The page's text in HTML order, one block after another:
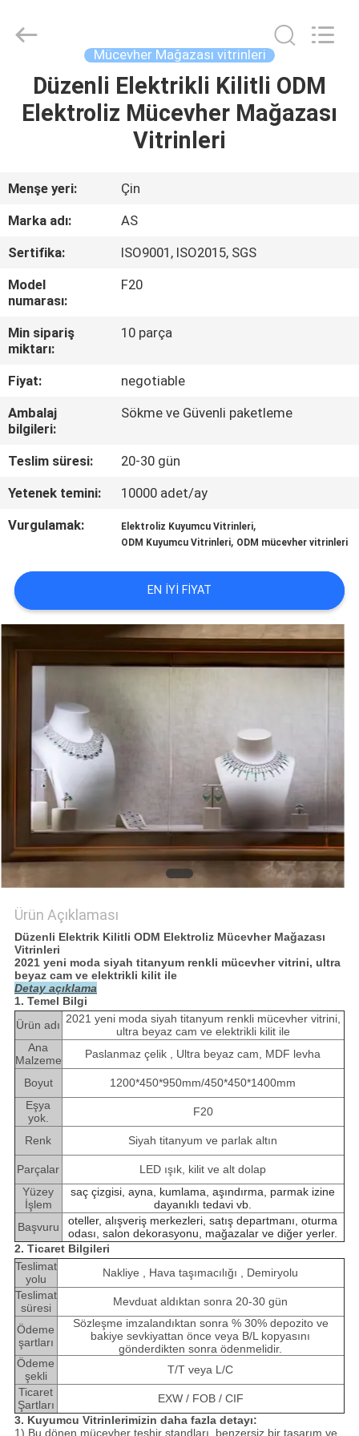
VIDEOLAR
FABRIKA
KALITE
KONTROL
ULAŞIN
BIR
ISTEĞI
SITE
HARITASI
PRIVACY
POLICY
Shelves
Co.,Ltd.
Mücevher Mağazası vitrinleri
Düzenli Elektrikli Kilitli ODM
Elektroliz Mücevher Mağazası
Vitrinleri
Menşe yeri:
Çin
Marka adı:
AS
Sertifika:
ISO9001, ISO2015, SGS
Model
numarası:
F20
Min sipariş
miktarı:
10 parça
Fiyat:
negotiable
Ambalaj
bilgileri:
Sökme ve Güvenli paketleme
Teslim süresi:
20-30 gün
Yetenek temini:
10000 adet/ay
Vurgulamak:
Elektroliz Kuyumcu Vitrinleri,
ODM Kuyumcu Vitrinleri, ODM mücevher vitrinleri
EN IYI FIYAT
Ürün Açıklaması
Düzenli Elektrik Kilitli ODM Elektroliz Mücevher Mağazası
Vitrinleri
2021 yeni moda siyah titanyum renkli mücevher vitrini, ultra
beyaz cam ve elektrikli kilit ile
Detay açıklama
1. Temel Bilgi
Ürün adı 2021 yeni moda siyah titanyum renkli mücevher vitrini,
ultra beyaz cam ve elektrikli kilit ile
Ana
Malzeme
Paslanmaz çelik , Ultra beyaz cam, MDF levha
Boyut
1200*450*950mm/450*450*1400mm
Eşya
yok.
F20
Renk Siyah titanyum ve parlak altın
Parçalar
LED ışık, kilit ve alt dolap
Yüzey
İşlem
saç çizgisi, ayna, kumlama, aşındırma, parmak izine
dayanıklı tedavi vb.
Başvuru
oteller, alışveriş merkezleri, satış departmanı, oturma
odası, salon dekorasyonu, mağazalar ve diğer yerler.
2. Ticaret Bilgileri
Teslimat
yolu
Nakliye , Hava taşımacılığı , Demiryolu
Teslimat
süresi
Mevduat aldıktan sonra 20-30 gün
Ödeme
şartları
Sözleşme imzalandıktan sonra % 30% depozito ve
bakiye sevkiyattan önce veya B/L kopyasını
gönderdikten sonra ödenmelidir.
Ödeme
şekli
T/T veya L/C
Ticaret
Şartları
EXW / FOB / CIF
3. Kuyumcu Vitrinlerimizin daha fazla detayı:
1) Bu dönen mücevher teşhir standları, benzersiz bir tasarım ve